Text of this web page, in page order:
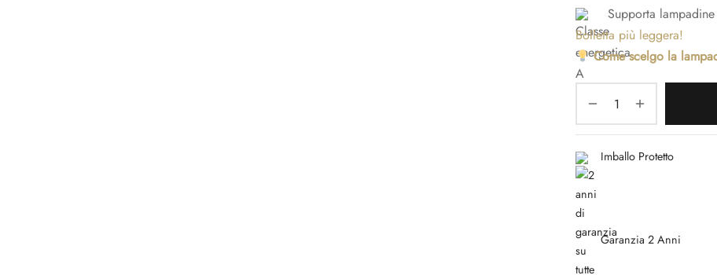
Supporta
Bolletta più leggera!
Come scelgo la
Imballo Protetto
Garanzia 2 Anni